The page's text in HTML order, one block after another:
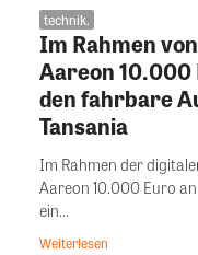
technik.
Im Rahmen
Aareon 10.000
den fahrbare
Tansania
Im Rahmen der
Aareon 10.000 Euro
ein...
Weiterlesen